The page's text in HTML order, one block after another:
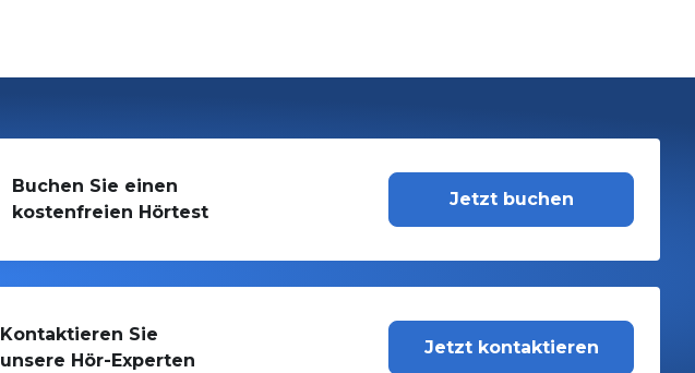
Buchen Sie einen
kostenfreien Hörtest
Jetzt buchen
Kontaktieren Sie
unsere Hör-Experten
Jetzt kontaktieren